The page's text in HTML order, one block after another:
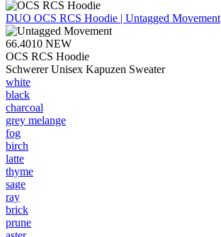
DUO OCS RCS Hoodie | Untagged Movement
66.4010 NEW
OCS RCS Hoodie
Schwerer Unisex Kapuzen Sweater
white
black
charcoal
grey melange
fog
birch
latte
thyme
sage
ray
brick
prune